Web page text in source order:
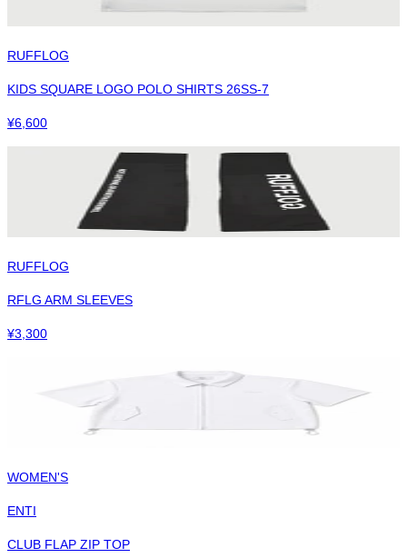
RUFFLOG
KIDS SQUARE LOGO POLO SHIRTS 26SS-7
¥6,600
RUFFLOG
RFLG ARM SLEEVES
¥3,300
WOMEN'S
ENTI
CLUB FLAP ZIP TOP